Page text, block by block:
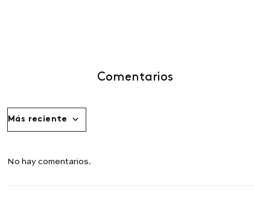
Comentarios
Más reciente
No hay comentarios.